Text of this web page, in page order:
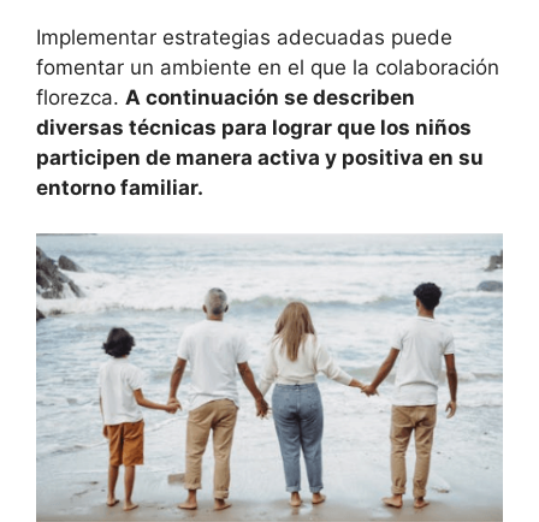
Implementar estrategias adecuadas puede
fomentar un ambiente en el que la colaboración
florezca. A continuación se describen
diversas técnicas para lograr que los niños
participen de manera activa y positiva en su
entorno familiar.